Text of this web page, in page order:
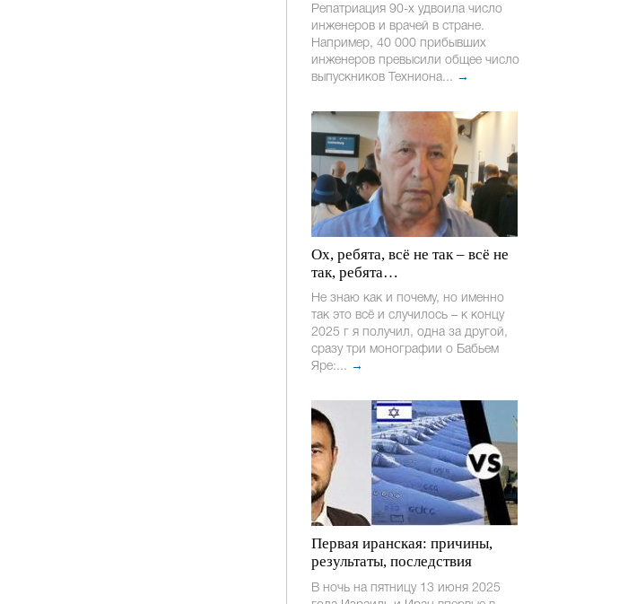
Репатриация 90-х удвоила число
инженеров и врачей в стране.
Например, 40 000 прибывших
инженеров превысили общее число
выпускников Техниона... →
Ох, ребята, всё не так – всё не
так, ребята…
Не знаю как и почему, но именно
так это всё и случилось – к концу
2025 г я получил, одна за другой,
сразу три монографии о Бабьем
Яре:... →
Первая иранская: причины,
результаты, последствия
В ночь на пятницу 13 июня 2025